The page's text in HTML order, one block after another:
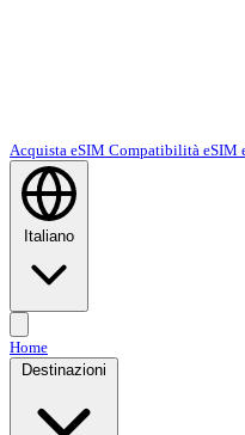
Acquista eSIM Compatibilità eSIM
Italiano
Home
Destinazioni